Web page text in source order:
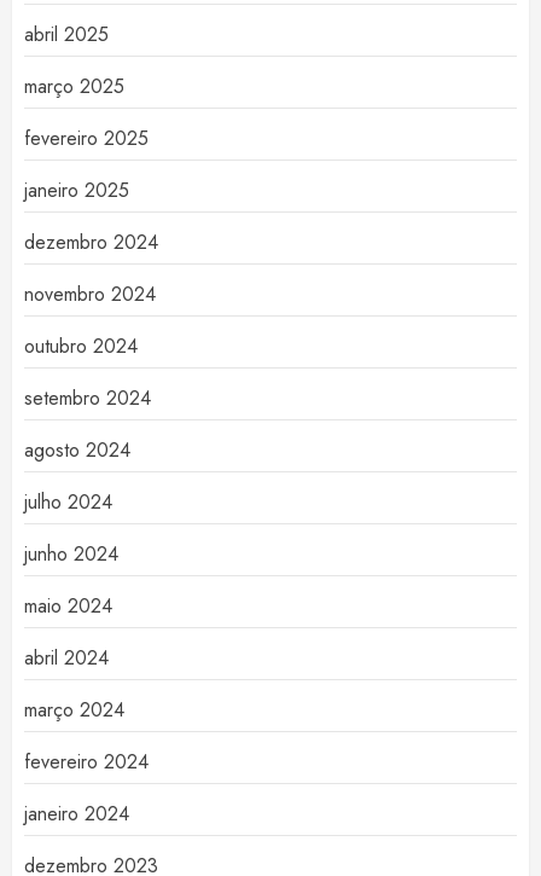
abril 2025
março 2025
fevereiro 2025
janeiro 2025
dezembro 2024
novembro 2024
outubro 2024
setembro 2024
agosto 2024
julho 2024
junho 2024
maio 2024
abril 2024
março 2024
fevereiro 2024
janeiro 2024
dezembro 2023